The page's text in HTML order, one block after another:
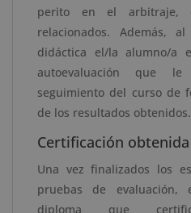
perito en el arbitraje,
relacionados. Además,
didáctica el/la alumno/a
autoevaluación que
seguimiento del curso de
de los resultados obtenidos.
Certificación obtenida
Una vez finalizados los
pruebas de
diploma que